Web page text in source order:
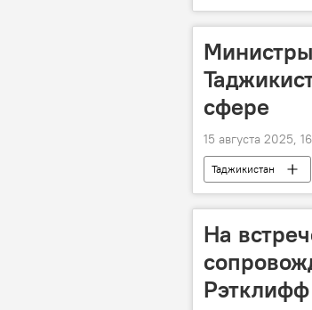
Министры
сфере
15 августа 2025,
Таджикистан
Центральная Азия
На